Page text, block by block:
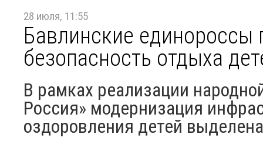
28 июля, 11:55
Бавлинские единороссы
безопасность отдыха
В рамках реализации
Россия» модернизация
оздоровления детей